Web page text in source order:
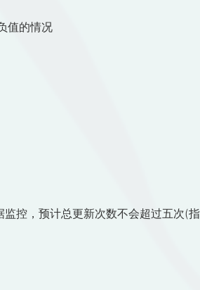
值的情况
控，预计总更新次数不会超过五次(指